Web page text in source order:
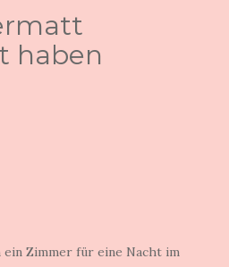
haben
Zimmer für eine Nacht im